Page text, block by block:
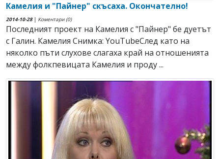
Камелия и "Пайнер" скъсаха. Окончателно!
2014-10-28| Коментари (0)
Последният проект на Камелия с "Пайнер" бе дуетът
с Галин. Камелия Снимка: YouTubeСлед като на
няколко пъти слухове слагаха край на отношенията
между фолкпевицата Камелия и проду ...